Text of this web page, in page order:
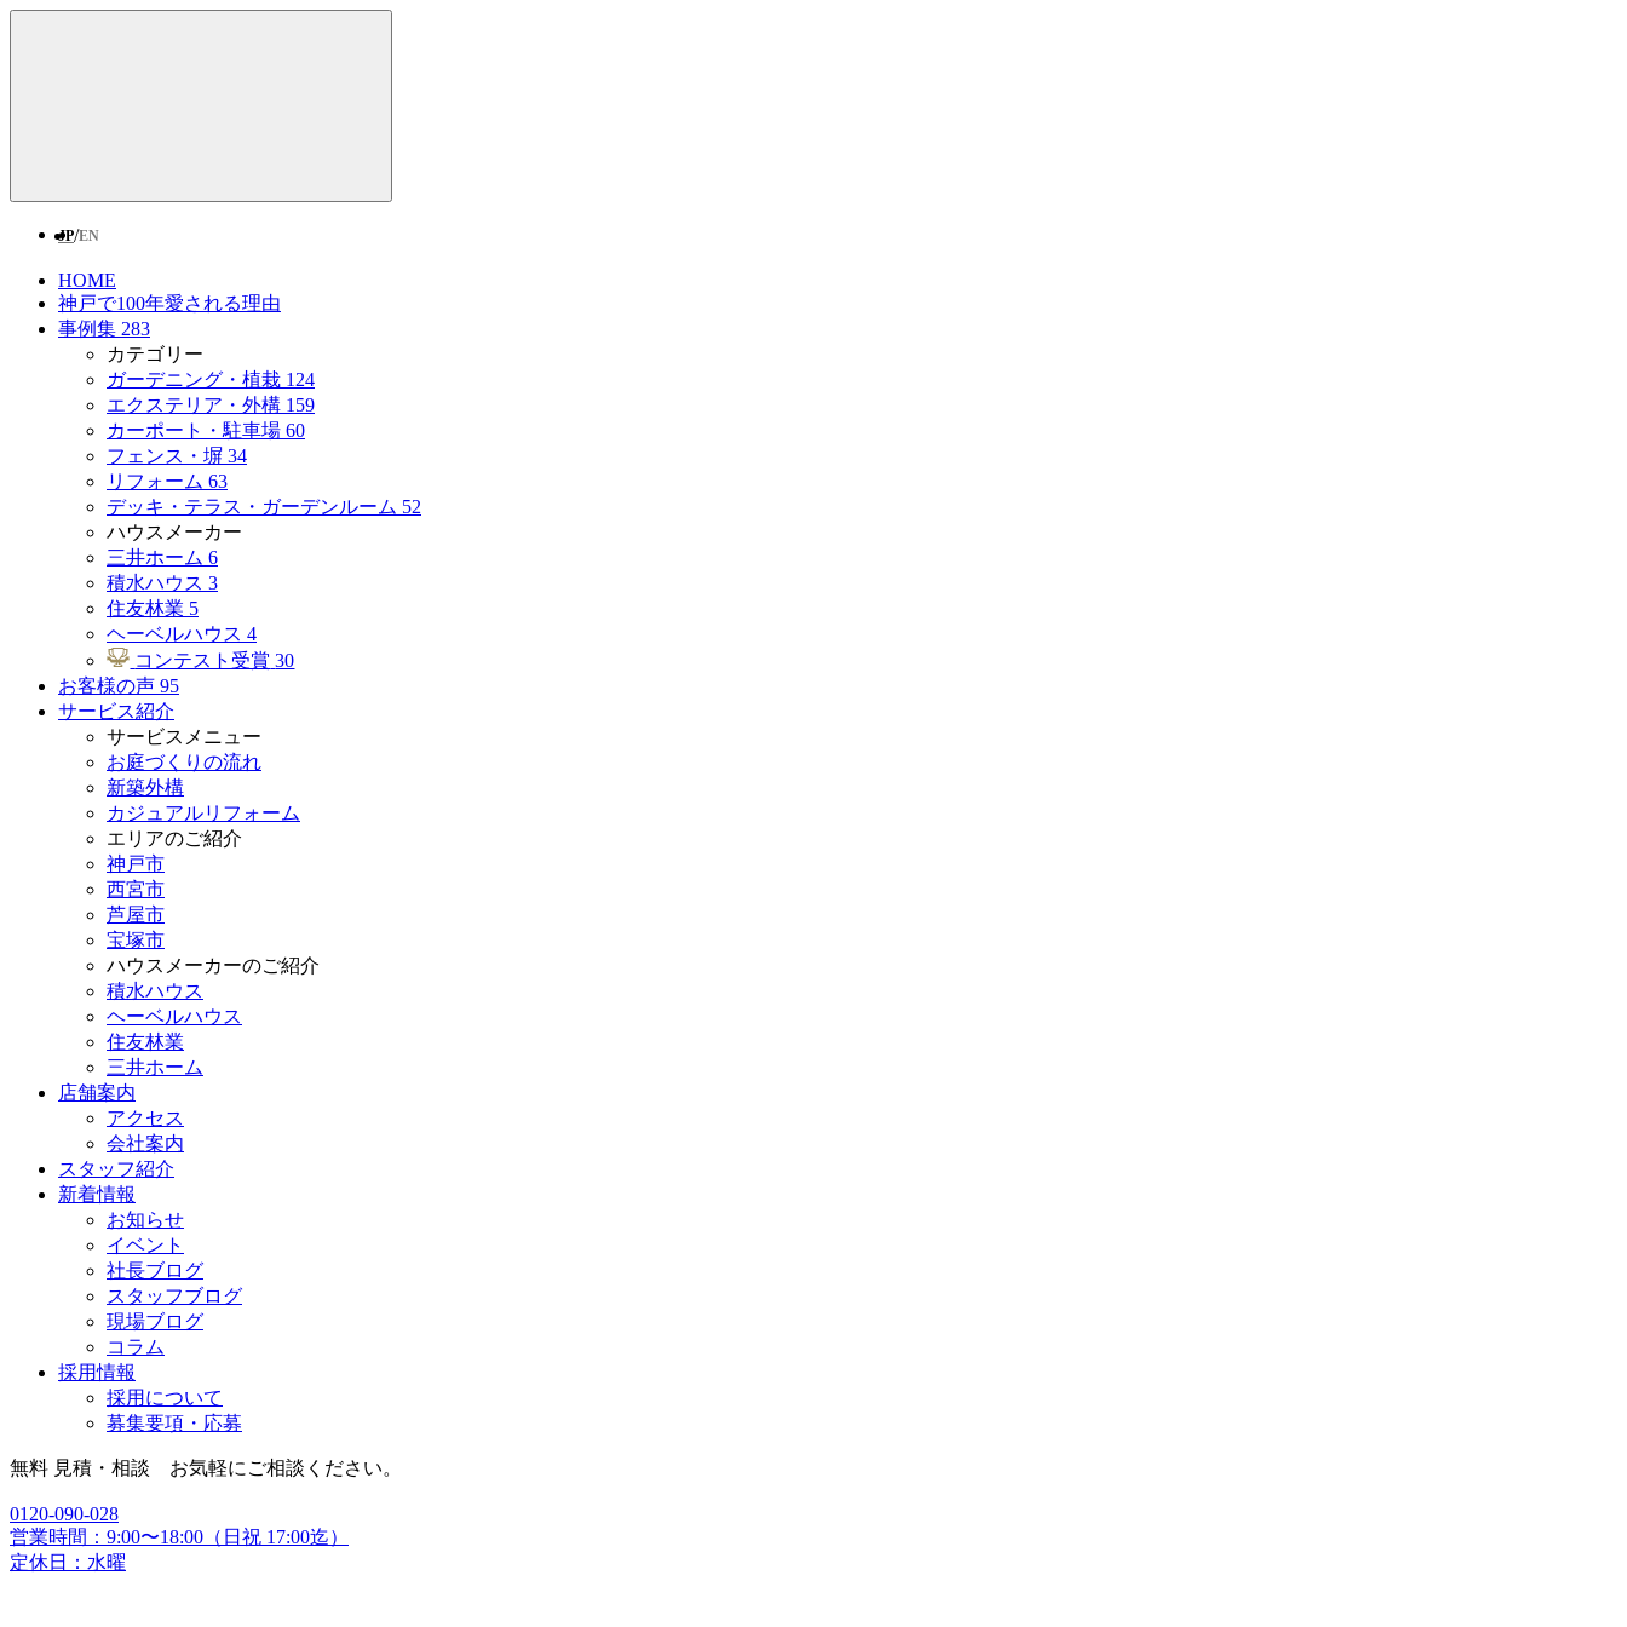
JP/EN
HOME
神戸で100年愛される理由
事例集 283
カテゴリー
ガーデニング・植栽 124
エクステリア・外構 159
カーポート・駐車場 60
フェンス・塀 34
リフォーム 63
デッキ・テラス・ガーデンルーム 52
ハウスメーカー
三井ホーム 6
積水ハウス 3
住友林業 5
ヘーベルハウス 4
コンテスト受賞 30
お客様の声 95
サービス紹介
サービスメニュー
お庭づくりの流れ
新築外構
カジュアルリフォーム
エリアのご紹介
神戸市
西宮市
芦屋市
宝塚市
ハウスメーカーのご紹介
積水ハウス
ヘーベルハウス
住友林業
三井ホーム
店舗案内
アクセス
会社案内
スタッフ紹介
新着情報
お知らせ
イベント
社長ブログ
スタッフブログ
現場ブログ
コラム
採用情報
採用について
募集要項・応募
無料 見積・相談 お気軽にご相談ください。
0120-090-028
営業時間：9:00〜18:00（日祝 17:00迄）
定休日：水曜